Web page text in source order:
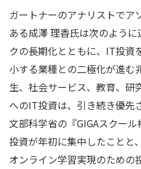
ガートナーのアナリストでア
ある成澤 理香氏は次のよう
クの長期化とともに、IT投資
小する業種との二極化が進む
生、社会サービス、教育、研
へのIT投資は、引き続き優先
文部科学省の『GIGAスクー
投資が年初に集中したことと
オンライン学習実現のための